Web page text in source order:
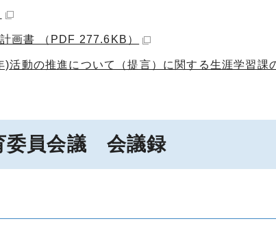
画書 （PDF 277.6KB）
動の推進について（提言）に関する生涯学習課
委員会議 会議録